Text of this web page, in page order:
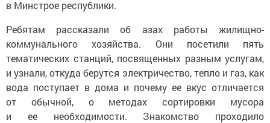
в Минстрое республики.
Ребятам рассказали об азах работы жилищно-
коммунального хозяйства. Они посетили пять
тематических станций, посвященных разным услугам,
и узнали, откуда берутся электричество, тепло и газ, как
вода поступает в дома и почему ее вкус отличается
от обычной, о методах сортировки мусора
и ее необходимости. Знакомство проходило